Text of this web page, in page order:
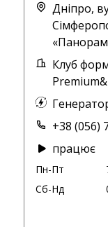
Дніпро,
Клуб
+38 (056)
працює
Пн-Пт
Сб-Нд